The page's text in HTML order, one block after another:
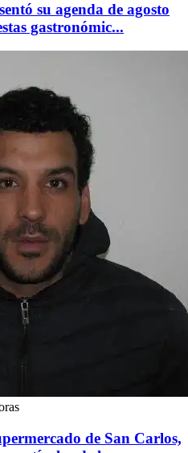
su agenda de agosto
gastronómic...
de San Carlos,